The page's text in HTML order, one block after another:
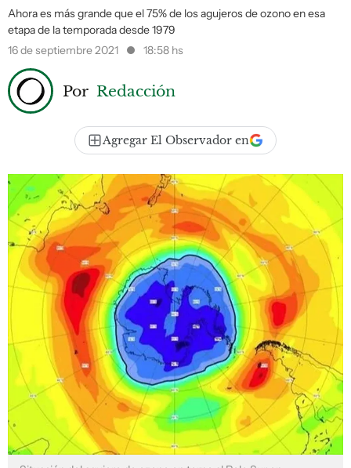
Ahora es más grande que el 75% de los agujeros de ozono en esa
etapa de la temporada desde 1979
16 de septiembre 2021
18:58 hs
Por Redacción
Agregar El Observador en